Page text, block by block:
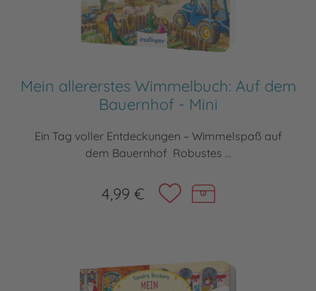
Mein allererstes Wimmelbuch: Auf dem
Bauernhof - Mini
Ein Tag voller Entdeckungen – Wimmelspaß auf
dem Bauernhof Robustes ...
4,99 €